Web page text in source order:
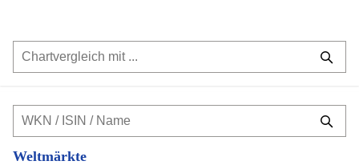
Weltmärkte